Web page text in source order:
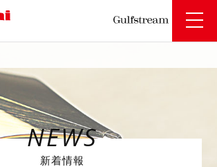
toggle
NEWS
新着情報